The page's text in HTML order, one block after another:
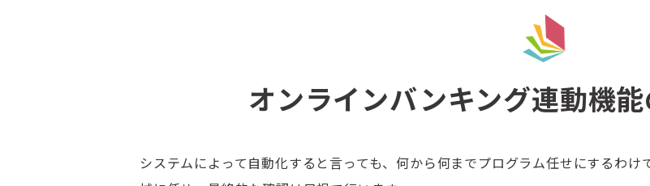
オンラインバンキング連動機
システムによって自動化すると言っても、何から何までプログラム任せにするわ